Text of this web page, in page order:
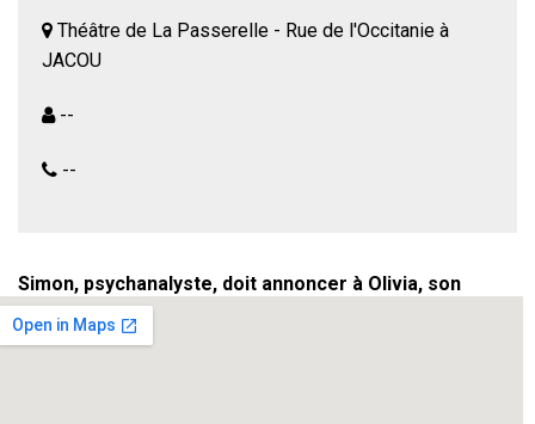
Théâtre de La Passerelle - Rue de l'Occitanie à
JACOU
--
--
Simon, psychanalyste, doit annoncer à Olivia, son
épouse, qu’il la quitte pour vivre avec Anne Catherine.
Mais, ce soir-là, Olivia a invité Aurélie, son amie, et